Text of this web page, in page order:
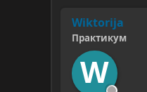
Wiktorija
Практикум
W